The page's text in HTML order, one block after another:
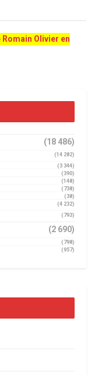
Olivier en
(18 486)
(14 282)
(3 344)
(390)
(148)
(738)
(38)
(4 232)
(793)
(2 690)
(798)
(957)